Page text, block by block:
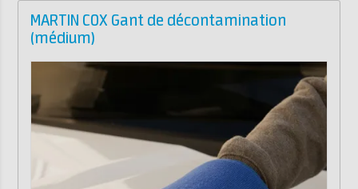
MARTIN COX Gant de décontamination
(médium)